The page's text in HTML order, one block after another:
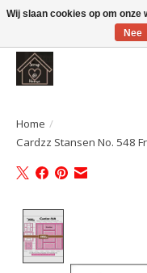
Large selection of products
Home /
Cardzz Stansen No. 548
Wij slaan cookies op om
Nee